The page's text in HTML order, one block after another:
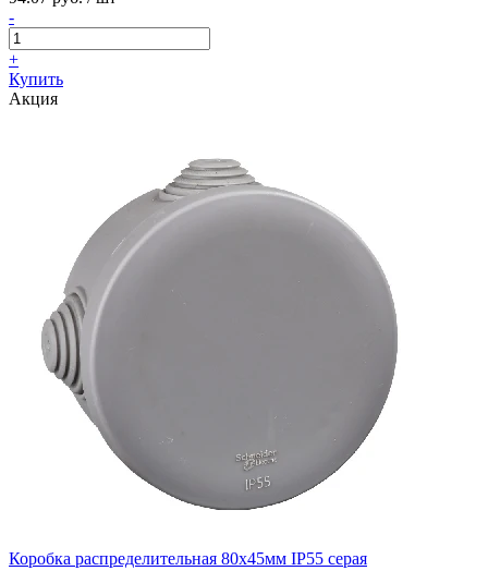
-
+
Купить
Акция
Коробка распределительная 80х45мм IP55 серая